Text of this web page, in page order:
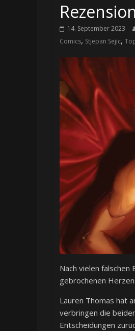
14. September 2023
Comics, Stjepan Sejic,
Nach vielen falschen
gebrochenen
Lauren Thomas hat
verbringen die
Entscheidungen